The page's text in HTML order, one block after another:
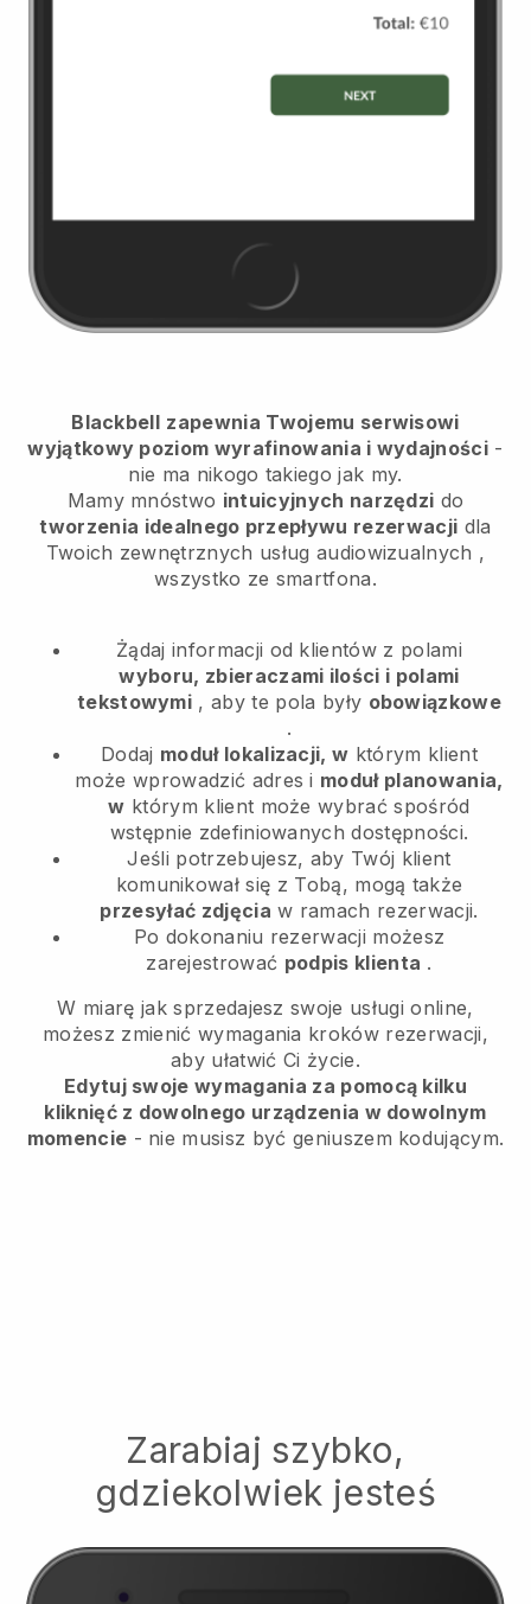
Blackbell zapewnia Twojemu serwisowi
wyjątkowy poziom wyrafinowania i wydajności -
nie ma nikogo takiego jak my.
Mamy mnóstwo intuicyjnych narzędzi do
tworzenia idealnego przepływu rezerwacji dla
Twoich zewnętrznych usług audiowizualnych ,
wszystko ze smartfona.
Żądaj informacji od klientów z polami
wyboru, zbieraczami ilości i polami
tekstowymi , aby te pola były obowiązkowe
.
Dodaj moduł lokalizacji, w którym klient
może wprowadzić adres i moduł planowania,
w którym klient może wybrać spośród
wstępnie zdefiniowanych dostępności.
Jeśli potrzebujesz, aby Twój klient
komunikował się z Tobą, mogą także
przesyłać zdjęcia w ramach rezerwacji.
Po dokonaniu rezerwacji możesz
zarejestrować podpis klienta .
W miarę jak sprzedajesz swoje usługi online,
możesz zmienić wymagania kroków rezerwacji,
aby ułatwić Ci życie.
Edytuj swoje wymagania za pomocą kilku
kliknięć z dowolnego urządzenia w dowolnym
momencie - nie musisz być geniuszem kodującym.
Zarabiaj szybko,
gdziekolwiek jesteś